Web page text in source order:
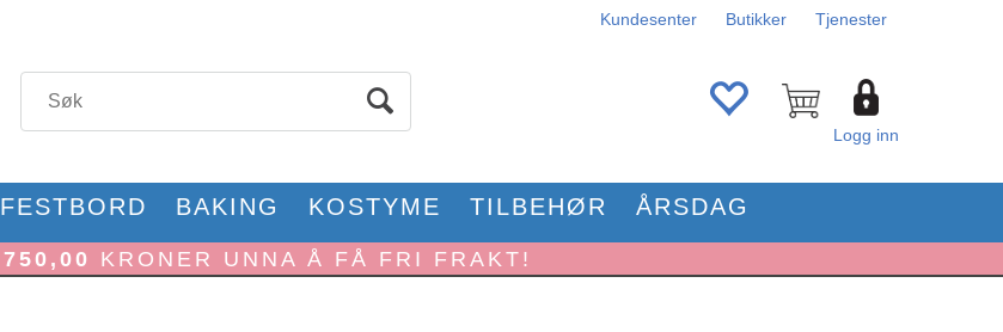
Kundesenter Butikker Tjenester
Logg inn
FESTBORD BAKING KOSTYME TILBEHØR ÅRSDAG
750,00 KRONER UNNA Å FÅ FRI FRAKT!